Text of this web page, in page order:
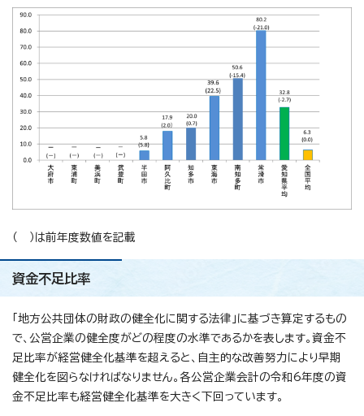
（ ）は前年度数値を記載
資金不足比率
「地方公共団体の財政の健全化に関する法律」に基づき算定するもの
で、公営企業の健全度がどの程度の水準であるかを表します。資金不
足比率が経営健全化基準を超えると、自主的な改善努力により早期
健全化を図らなければなりません。各公営企業会計の令和6年度の資
金不足比率も経営健全化基準を大きく下回っています。